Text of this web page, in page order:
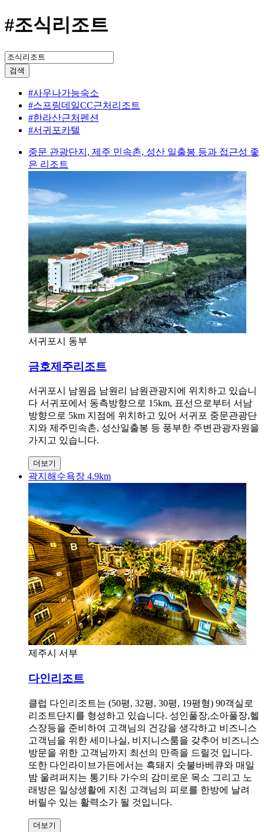
#조식리조트
검색
#사우나가능숙소
#스프링데일CC근처리조트
#한라산근처펜션
#서귀포카텔
중문 관광단지, 제주 민속촌, 성산 일출봉 등과 접근성 좋
은 리조트
서귀포시 동부
금호제주리조트
서귀포시 남원읍 남원리 남원관광지에 위치하고 있습니
다 서귀포에서 동측방향으로 15km, 표선으로부터 서남
방향으로 5km 지점에 위치하고 있어 서귀포 중문관광단
지와 제주민속촌, 성산일출봉 등 풍부한 주변관광자원을
가지고 있습니다.
더보기
곽지해수욕장 4.9km
제주시 서부
다인리조트
클럽 다인리조트는 (50평, 32평, 30평, 19평형) 90객실로
리조트단지를 형성하고 있습니다. 성인풀장,소아풀장,헬
스장등을 준비하여 고객님의 건강을 생각하고 비즈니스
고객님을 위한 세미나실, 비지니스룸을 갖추어 비즈니스
방문을 위한 고객님까지 최선의 만족을 드릴것 입니다.
또한 다인라이브가든에서는 흑돼지 숫불바베큐와 매일
밤 울려퍼지는 통기타 가수의 감미로운 목소 그리고 노
래방은 일상생활에 지친 고객님의 피로를 한방에 날려
버릴수 있는 활력소가 될 것입니다.
더보기